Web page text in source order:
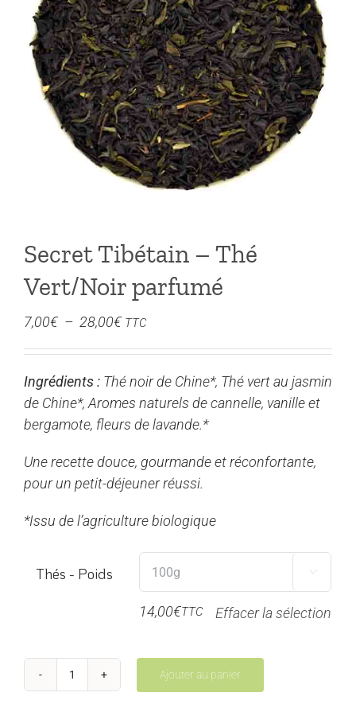
Secret Tibétain – Thé
Vert/Noir parfumé
7,00€ – 28,00€Plage
7,00€
à
28,00€
TTC
Ingrédients : Thé noir de Chine*, Thé vert au jasmin
de Chine*, Aromes naturels de cannelle, vanille et
bergamote, fleurs de lavande.*
Une recette douce, gourmande et réconfortante,
pour un petit-déjeuner réussi.
*Issu de l’agriculture biologique
Thés - Poids 
14,00€TTC Effacer la sélection
quantité
Ajouter au panier